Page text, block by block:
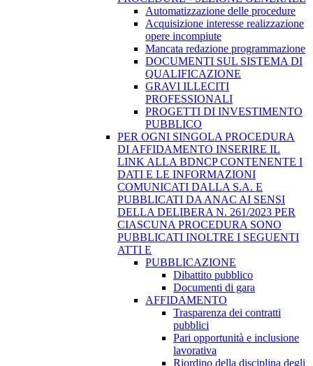
Automatizzazione delle procedure
Acquisizione interesse realizzazione
opere incompiute
Mancata redazione programmazione
DOCUMENTI SUL SISTEMA DI
QUALIFICAZIONE
GRAVI ILLECITI
PROFESSIONALI
PROGETTI DI INVESTIMENTO
PUBBLICO
PER OGNI SINGOLA PROCEDURA
DI AFFIDAMENTO INSERIRE IL
LINK ALLA BDNCP CONTENENTE I
DATI E LE INFORMAZIONI
COMUNICATI DALLA S.A. E
PUBBLICATI DA ANAC AI SENSI
DELLA DELIBERA N. 261/2023 PER
CIASCUNA PROCEDURA SONO
PUBBLICATI INOLTRE I SEGUENTI
ATTI E
PUBBLICAZIONE
Dibattito pubblico
Documenti di gara
AFFIDAMENTO
Trasparenza dei contratti
pubblici
Pari opportunità e inclusione
lavorativa
Riordino della disciplina degli